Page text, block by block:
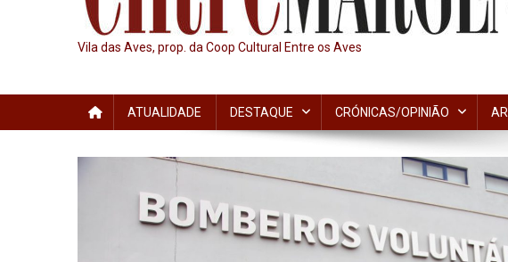
Vila das Aves, prop. da Coop Cultural Entre os Aves
ATUALIDADE DESTAQUE CRÓNICAS/OPINIÃO